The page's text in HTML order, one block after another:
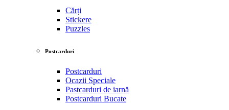
Cărți
Stickere
Puzzles
Postcarduri
Postcarduri
Ocazii Speciale
Pastcarduri de iarnă
Postcarduri Bucate